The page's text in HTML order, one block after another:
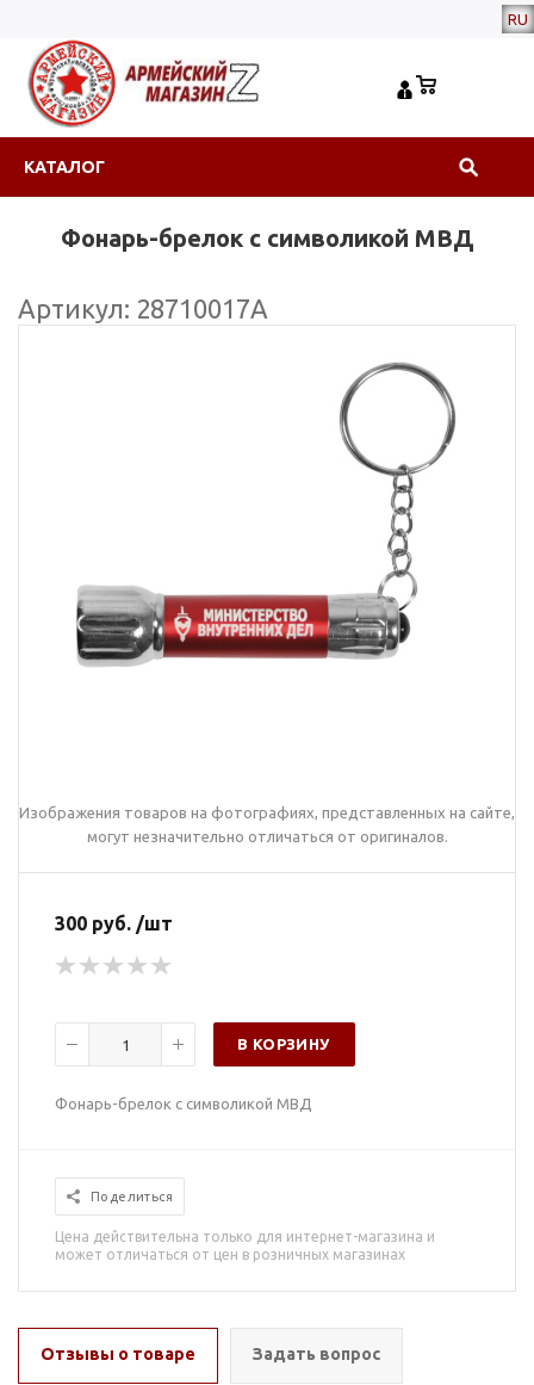
RU
КАТАЛОГ
Фонарь-брелок с символикой МВД
Артикул: 28710017А
Изображения товаров на фотографиях, представленных на сайте,
могут незначительно отличаться от оригиналов.
300 руб. /шт
В КОРЗИНУ
Фонарь-брелок с символикой МВД
Поделиться
Цена действительна только для интернет-магазина и
может отличаться от цен в розничных магазинах
Отзывы о товаре Задать вопрос